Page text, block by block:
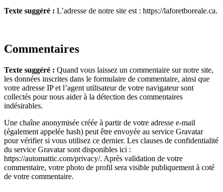
Texte suggéré : L’adresse de notre site est : https://laforetboreale.ca.
Commentaires
Texte suggéré : Quand vous laissez un commentaire sur notre site,
les données inscrites dans le formulaire de commentaire, ainsi que
votre adresse IP et l’agent utilisateur de votre navigateur sont
collectés pour nous aider à la détection des commentaires
indésirables.
Une chaîne anonymisée créée à partir de votre adresse e-mail
(également appelée hash) peut être envoyée au service Gravatar
pour vérifier si vous utilisez ce dernier. Les clauses de confidentialité
du service Gravatar sont disponibles ici :
https://automattic.com/privacy/. Après validation de votre
commentaire, votre photo de profil sera visible publiquement à coté
de votre commentaire.